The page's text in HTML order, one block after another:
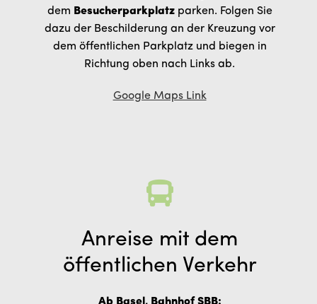
Anreise mit dem
öffentlichen Verkehr
Ab Basel, Bahnhof SBB:
dem Besucherparkplatzparken. Folgen Sie
dazu der Beschilderung an der Kreuzung vor
dem öffentlichen Parkplatz und biegen in
Richtung oben nach Links ab.
Google Maps Link